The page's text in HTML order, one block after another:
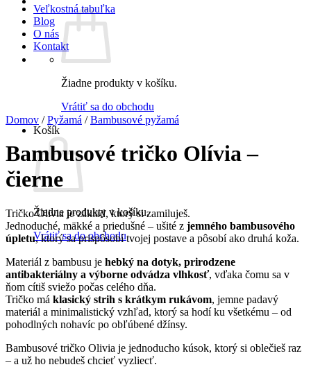
Žiadne produkty v košíku.
Vrátiť sa do obchodu
Košík
Žiadne produkty v košíku.
Vrátiť sa do obchodu
Veľkostná tabuľka
Blog
O nás
Kontakt
Domov / Pyžamá / Bambusové pyžamá
Bambusové tričko Olívia –
čierne
Tričko Olivia je základ, ktorý si zamiluješ.
Jednoduché, mäkké a priedušné – ušité z jemného bambusového
úpletu, ktorý sa prispôsobí tvojej postave a pôsobí ako druhá koža.
Materiál z bambusu je hebký na dotyk, prirodzene
antibakteriálny a výborne odvádza vlhkosť, vďaka čomu sa v
ňom cítiš sviežo počas celého dňa.
Tričko má klasický strih s krátkym rukávom, jemne padavý
materiál a minimalistický vzhľad, ktorý sa hodí ku všetkému – od
pohodlných nohavíc po obľúbené džínsy.
Bambusové tričko Olivia je jednoducho kúsok, ktorý si oblečieš raz
– a už ho nebudeš chcieť vyzliecť.